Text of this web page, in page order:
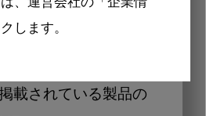
は、運営会社の「企業情
します。
格も閲覧可能
載されている製品の